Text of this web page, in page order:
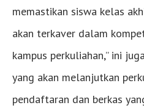
memastikan siswa kelas
akan terkaver dalam
kampus perkuliahan,” ini
yang akan melanjutkan
pendaftaran dan berkas